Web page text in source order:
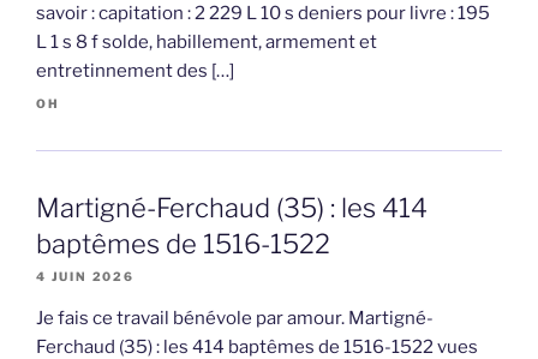
savoir : capitation : 2 229 L 10 s deniers pour livre : 195
L 1 s 8 f solde, habillement, armement et
entretinnement des […]
OH
Martigné-Ferchaud (35) : les 414
baptêmes de 1516-1522
4 JUIN 2026
Je fais ce travail bénévole par amour. Martigné-
Ferchaud (35) : les 414 baptêmes de 1516-1522 vues